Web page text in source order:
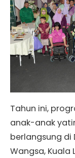
Tahun ini,
anak-anak
berlangsung di
Wangsa, Kuala